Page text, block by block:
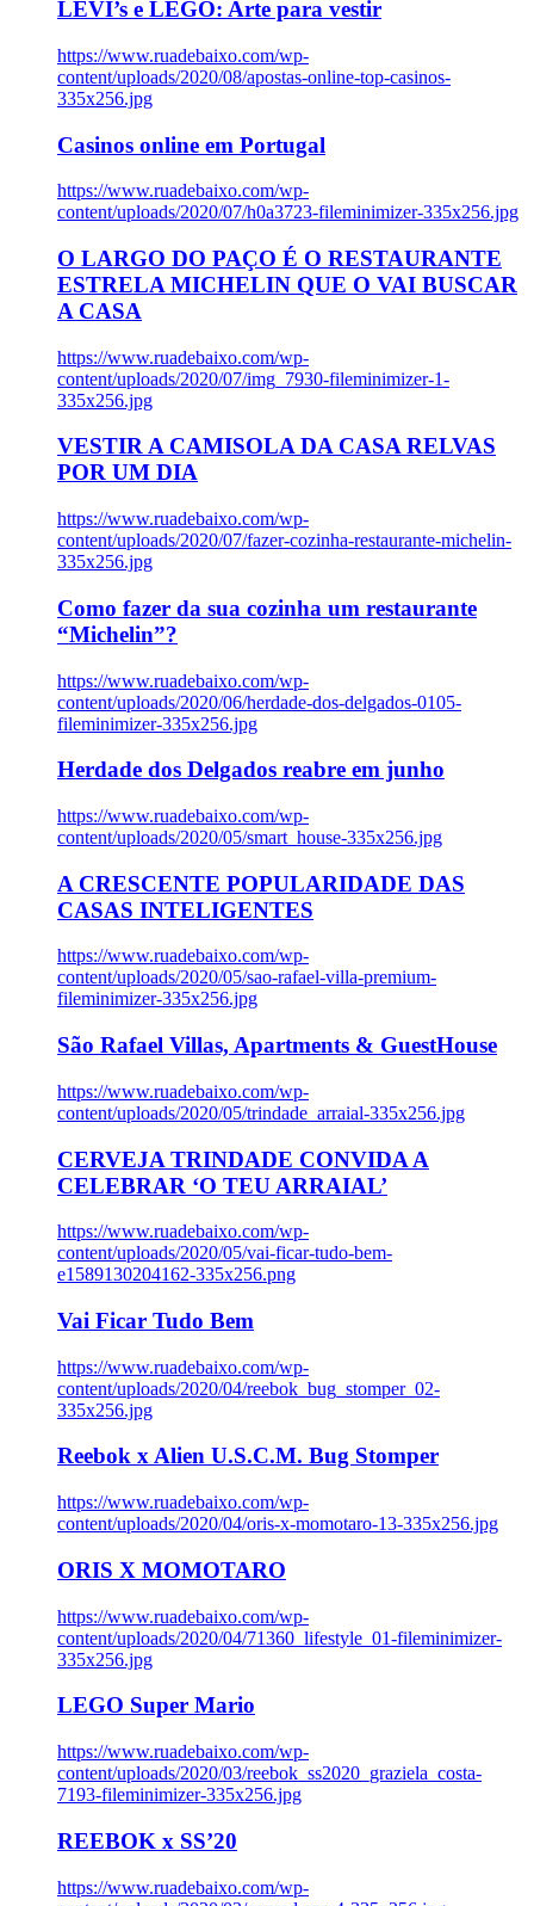
LEVI’s e LEGO: Arte para vestir
https://www.ruadebaixo.com/wp-
content/uploads/2020/08/apostas-online-top-casinos-
335x256.jpg
Casinos online em Portugal
https://www.ruadebaixo.com/wp-
content/uploads/2020/07/h0a3723-fileminimizer-335x256.jpg
O LARGO DO PAÇO É O RESTAURANTE
ESTRELA MICHELIN QUE O VAI BUSCAR
A CASA
https://www.ruadebaixo.com/wp-
content/uploads/2020/07/img_7930-fileminimizer-1-
335x256.jpg
VESTIR A CAMISOLA DA CASA RELVAS
POR UM DIA
https://www.ruadebaixo.com/wp-
content/uploads/2020/07/fazer-cozinha-restaurante-michelin-
335x256.jpg
Como fazer da sua cozinha um restaurante
“Michelin”?
https://www.ruadebaixo.com/wp-
content/uploads/2020/06/herdade-dos-delgados-0105-
fileminimizer-335x256.jpg
Herdade dos Delgados reabre em junho
https://www.ruadebaixo.com/wp-
content/uploads/2020/05/smart_house-335x256.jpg
A CRESCENTE POPULARIDADE DAS
CASAS INTELIGENTES
https://www.ruadebaixo.com/wp-
content/uploads/2020/05/sao-rafael-villa-premium-
fileminimizer-335x256.jpg
São Rafael Villas, Apartments & GuestHouse
https://www.ruadebaixo.com/wp-
content/uploads/2020/05/trindade_arraial-335x256.jpg
CERVEJA TRINDADE CONVIDA A
CELEBRAR ‘O TEU ARRAIAL’
https://www.ruadebaixo.com/wp-
content/uploads/2020/05/vai-ficar-tudo-bem-
e1589130204162-335x256.png
Vai Ficar Tudo Bem
https://www.ruadebaixo.com/wp-
content/uploads/2020/04/reebok_bug_stomper_02-
335x256.jpg
Reebok x Alien U.S.C.M. Bug Stomper
https://www.ruadebaixo.com/wp-
content/uploads/2020/04/oris-x-momotaro-13-335x256.jpg
ORIS X MOMOTARO
https://www.ruadebaixo.com/wp-
content/uploads/2020/04/71360_lifestyle_01-fileminimizer-
335x256.jpg
LEGO Super Mario
https://www.ruadebaixo.com/wp-
content/uploads/2020/03/reebok_ss2020_graziela_costa-
7193-fileminimizer-335x256.jpg
REEBOK x SS’20
https://www.ruadebaixo.com/wp-